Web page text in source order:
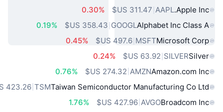
Apple Inc.
AAPL
0.30%
Alphabet Inc Class A
GOOGL
0.19%
Microsoft Corp
MSFT
‏497.6 US$
0.45%
Silver
SILVER
0.24%
Amazon.com Inc
AMZN
0.76%
Taiwan Semiconductor Manufacturing Co Ltd
TSM
‏423.26 US$
Broadcom Inc
AVGO
‏427.96 US$
1.76%